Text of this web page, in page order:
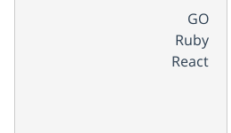
GO
Ruby
React